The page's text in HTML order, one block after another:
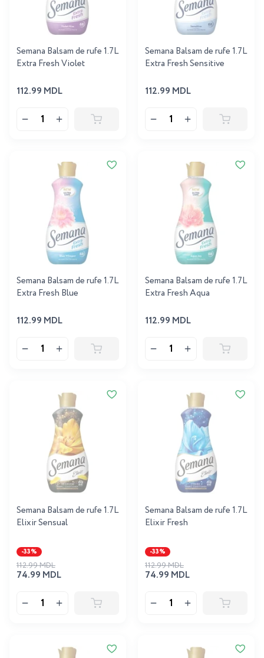
Semana Balsam de rufe 1.7L
Extra Fresh Violet
112.99 MDL
Semana Balsam de rufe 1.7L
Extra Fresh Sensitive
112.99 MDL
Semana Balsam de rufe 1.7L
Extra Fresh Blue
112.99 MDL
Semana Balsam de rufe 1.7L
Extra Fresh Aqua
112.99 MDL
Semana Balsam de rufe 1.7L
Elixir Sensual
-33%
74.99 MDL
112.99 MDL
Semana Balsam de rufe 1.7L
Elixir Fresh
-33%
74.99 MDL
112.99 MDL